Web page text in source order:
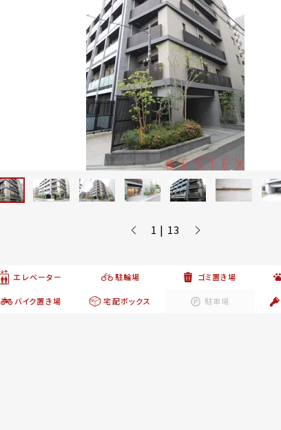
1 | 13
エレベーター 駐輪場 ゴミ置き場
バイク置き場 宅配ボックス 駐車場